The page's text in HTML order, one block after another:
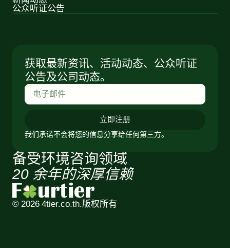
公众听证公告
备受环境咨询领域
20 余年的深厚信赖
© 2026 4tier.co.th.版权所有
获取最新资讯、活动动态、公众听证
公告及公司动态。
立即注册
我们承诺不会将您的信息分享给任何第三方。